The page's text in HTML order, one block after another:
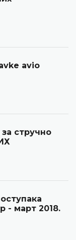
avio
стручно
- март 2018.